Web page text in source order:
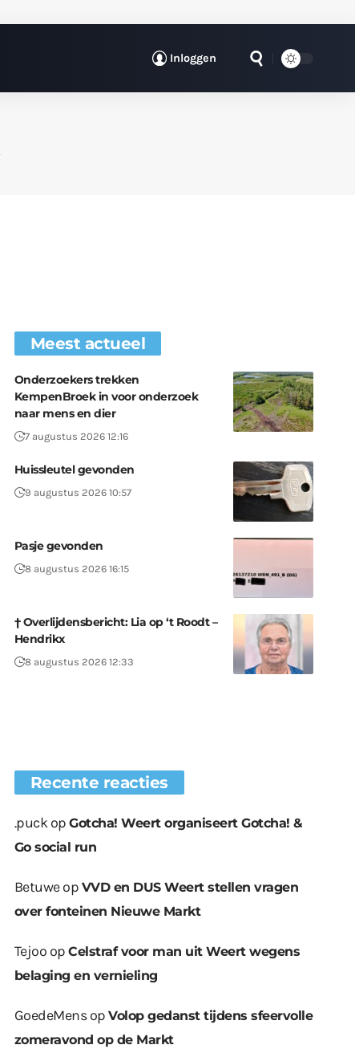
Inloggen
Meest actueel
Onderzoekers trekken
KempenBroek in voor onderzoek
naar mens en dier
7 augustus 2026 12:16
Huissleutel gevonden
9 augustus 2026 10:57
Pasje gevonden
8 augustus 2026 16:15
† Overlijdensbericht: Lia op ‘t Roodt –
Hendrikx
8 augustus 2026 12:33
Recente reacties
.puckopGotcha! Weert organiseert Gotcha! &
Go social run
Betuweop VVD en DUS Weert stellen vragen
over fonteinen Nieuwe Markt
Tejoo opCelstraf voor man uit Weert wegens
belaging en vernieling
GoedeMensopVolop gedanst tijdens sfeervolle
zomeravond op de Markt